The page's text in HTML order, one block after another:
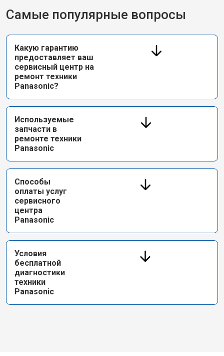
Самые популярные вопросы
Какую гарантию
предоставляет ваш
сервисный центр на
ремонт техники
Panasonic?
Используемые
запчасти в
ремонте техники
Panasonic
Способы
оплаты услуг
сервисного
центра
Panasonic
Условия
бесплатной
диагностики
техники
Panasonic